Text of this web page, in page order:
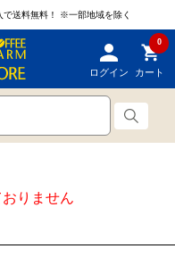
送料無料！ ※一部地域を除く
ログイン
0
カート
りません